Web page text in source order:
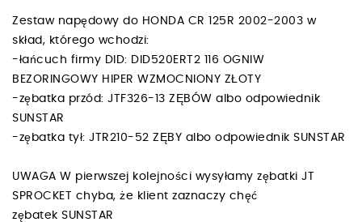
Zestaw napędowy do HONDA CR 125R 2002-2003 w
skład, którego wchodzi:
-łańcuch firmy DID: DID520ERT2 116 OGNIW
BEZORINGOWY HIPER WZMOCNIONY ZŁOTY
-zębatka przód: JTF326-13 ZĘBÓW albo odpowiednik
SUNSTAR
-zębatka tył: JTR210-52 ZĘBY albo odpowiednik SUNSTAR
UWAGA W pierwszej kolejności wysyłamy zębatki JT
SPROCKET chyba, że klient zaznaczy chęć
zębatek SUNSTAR